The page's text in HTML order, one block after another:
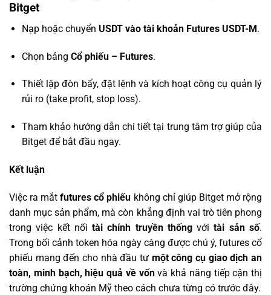
Bitget
Nạp hoặc chuyển USDT vào tài khoản Futures USDT-M.
Chọn bảng Cổ phiếu – Futures.
Thiết lập đòn bẩy, đặt lệnh và kích hoạt công cụ quản lý
rủi ro (take profit, stop loss).
Tham khảo hướng dẫn chi tiết tại trung tâm trợ giúp của
Bitget để bắt đầu ngay.
Kết luận
Việc ra mắtfutures cổ phiếu không chỉ giúp Bitget mở rộng
danh mục sản phẩm, mà còn khẳng định vai trò tiên phong
trong việc kết nốitài chính truyền thốngvớitài sản số.
Trong bối cảnh token hóa ngày càng được chú ý, futures cổ
phiếu mang đến cho nhà đầu tư một công cụ giao dịch an
toàn, minh bạch, hiệu quả về vốnvà khả năng tiếp cận thị
trường chứng khoán Mỹ theo cách chưa từng có trước đây.